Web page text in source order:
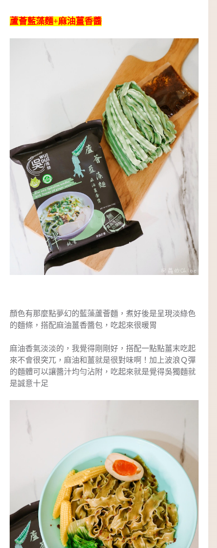
蘆薈藍藻麵+麻油薑香醬
顏色有那麼點夢幻的藍藻蘆薈麵，煮好後是呈現淡綠色
的麵條，搭配麻油薑香醬包，吃起來很暖胃
麻油香氣淡淡的，我覺得剛剛好，搭配一點點薑末吃起
來不會很突兀，麻油和薑就是很對味啊！加上波浪Ｑ彈
的麵體可以讓醬汁均勻沾附，吃起來就是覺得吳獨麵就
是誠意十足